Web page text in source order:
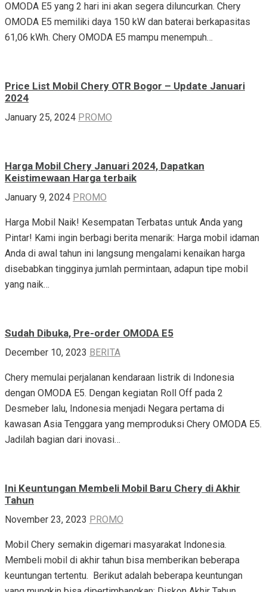
OMODA E5 yang 2 hari ini akan segera diluncurkan. Chery
OMODA E5 memiliki daya 150 kW dan baterai berkapasitas
61,06 kWh. Chery OMODA E5 mampu menempuh…
Price List Mobil Chery OTR Bogor – Update Januari
2024
January 25, 2024 PROMO
Harga Mobil Chery Januari 2024, Dapatkan
Keistimewaan Harga terbaik
January 9, 2024 PROMO
Harga Mobil Naik! Kesempatan Terbatas untuk Anda yang
Pintar! Kami ingin berbagi berita menarik: Harga mobil idaman
Anda di awal tahun ini langsung mengalami kenaikan harga
disebabkan tingginya jumlah permintaan, adapun tipe mobil
yang naik…
Sudah Dibuka, Pre-order OMODA E5
December 10, 2023 BERITA
Chery memulai perjalanan kendaraan listrik di Indonesia
dengan OMODA E5. Dengan kegiatan Roll Off pada 2
Desmeber lalu, Indonesia menjadi Negara pertama di
kawasan Asia Tenggara yang memproduksi Chery OMODA E5.
Jadilah bagian dari inovasi…
Ini Keuntungan Membeli Mobil Baru Chery di Akhir
Tahun
November 23, 2023 PROMO
Mobil Chery semakin digemari masyarakat Indonesia.
Membeli mobil di akhir tahun bisa memberikan beberapa
keuntungan tertentu. Berikut adalah beberapa keuntungan